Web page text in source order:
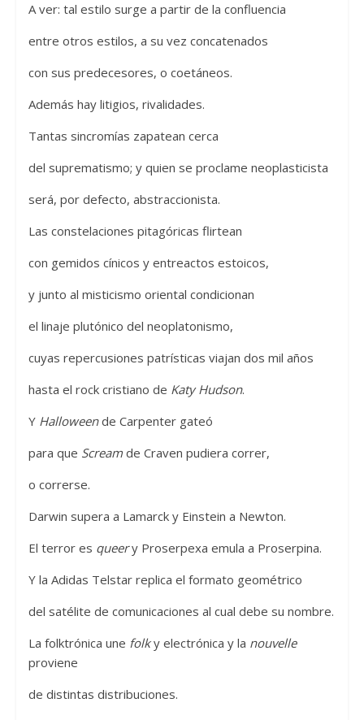
A ver: tal estilo surge a partir de la confluencia
entre otros estilos, a su vez concatenados
con sus predecesores, o coetáneos.
Además hay litigios, rivalidades.
Tantas sincromías zapatean cerca
del suprematismo; y quien se proclame neoplasticista
será, por defecto, abstraccionista.
Las constelaciones pitagóricas flirtean
con gemidos cínicos y entreactos estoicos,
y junto al misticismo oriental condicionan
el linaje plutónico del neoplatonismo,
cuyas repercusiones patrísticas viajan dos mil años
hasta el rock cristiano de Katy Hudson.
Y Halloweende Carpenter gateó
para que Screamde Craven pudiera correr,
o correrse.
Darwin supera a Lamarck y Einstein a Newton.
El terror es queery Proserpexa emula a Proserpina.
Y la Adidas Telstar replica el formato geométrico
del satélite de comunicaciones al cual debe su nombre.
La folktrónica une folky electrónica y la nouvelle
proviene
de distintas distribuciones.